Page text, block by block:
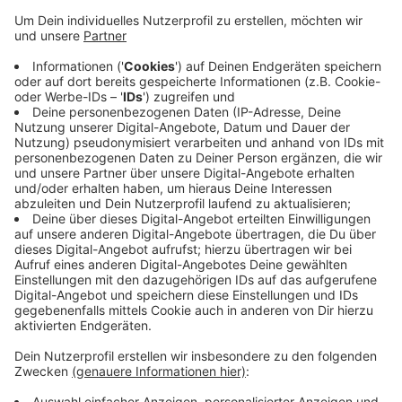
Anzeige
Die Eurobahn fährt auf der für den Kreis Coesfeld
wichtigen Strecke Münster-Ascheberg-Dortmund. Die
Übernahme durch den NWL soll das Angebot sichern
und im besten Fall dafür sorgen, dass die Züge wieder
zuverlässiger fahren. Es handelt sich allerdings nur um
eine Übergangslösung. Ziel ist es die Eurobahn in zwei
Jahren in einem Wettbewerb an einen neuen Investor
zu verkaufen.
Anzeige